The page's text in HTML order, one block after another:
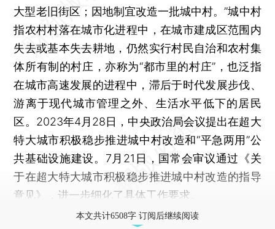
大型老旧街区；因地制宜改造一批城中村。”城中村
指农村村落在城市化进程中，在城市建成区范围内
失去或基本失去耕地，仍然实行村民自治和农村集
体所有制的村庄，亦称为“都市里的村庄”，也泛指
在城市高速发展的进程中，滞后于时代发展步伐、
游离于现代城市管理之外、生活水平低下的居民
区。2023年4月28日，中央政治局会议提出在超大
特大城市积极稳步推进城中村改造和“平急两用”公
共基础设施建设。7月21日，国常会审议通过《关
于在超大特大城市积极稳步推进城中村改造的指导
意见》，进一步细化了具体工作要求。
本文共计6508字 订阅后继续阅读